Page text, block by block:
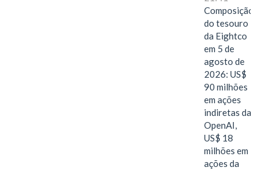
Composição
do tesouro
da Eightco
em 5 de
agosto de
2026: US$
90 milhões
em ações
indiretas da
OpenAI,
US$ 18
milhões em
ações da